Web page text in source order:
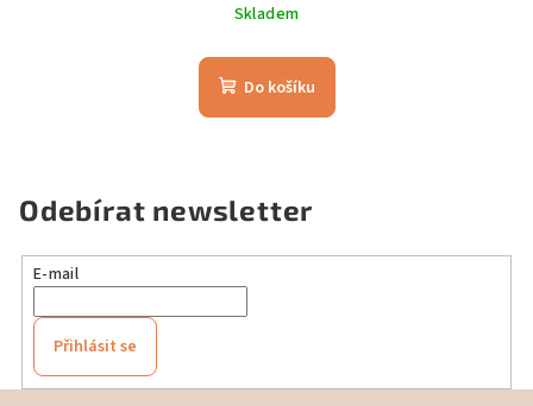
Skladem
Do košíku
Odebírat newsletter
E-mail
Přihlásit se